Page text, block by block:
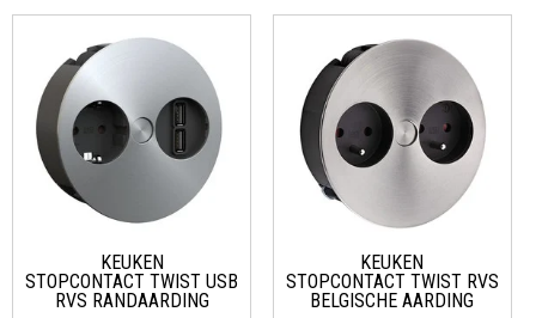
KEUKEN
STOPCONTACT TWIST USB
RVS RANDAARDING
KEUKEN
STOPCONTACT TWIST RVS
BELGISCHE AARDING